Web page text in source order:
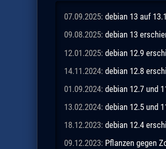
07.09.2025: debian 13 auf
09.08.2025: debian 13
12.01.2025: debian 12.9
14.11.2024: debian 12.8
01.09.2024: debian 12.7 und
13.02.2024: debian 12.5 und
18.12.2023: debian 12.4
09.12.2023: Pflanzen gegen